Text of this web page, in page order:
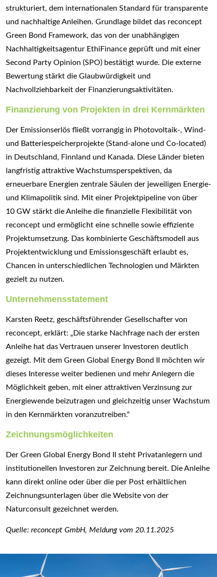
strukturiert, dem internationalen Standard für transparente
und nachhaltige Anleihen. Grundlage bildet das reconcept
Green Bond Framework, das von der unabhängigen
Nachhaltigkeitsagentur EthiFinance geprüft und mit einer
Second Party Opinion (SPO) bestätigt wurde. Die externe
Bewertung stärkt die Glaubwürdigkeit und
Nachvollziehbarkeit der Finanzierungsaktivitäten.
Finanzierung von Projekten in drei Kernmärkten
Der Emissionserlös fließt vorrangig in Photovoltaik-, Wind-
und Batteriespeicherprojekte (Stand-alone und Co-located)
in Deutschland, Finnland und Kanada. Diese Länder bieten
langfristig attraktive Wachstumsperspektiven, da
erneuerbare Energien zentrale Säulen der jeweiligen Energie-
und Klimapolitik sind. Mit einer Projektpipeline von über
10 GW stärkt die Anleihe die finanzielle Flexibilität von
reconcept und ermöglicht eine schnelle sowie effiziente
Projektumsetzung. Das kombinierte Geschäftsmodell aus
Projektentwicklung und Emissionsgeschäft erlaubt es,
Chancen in unterschiedlichen Technologien und Märkten
gezielt zu nutzen.
Unternehmensstatement
Karsten Reetz, geschäftsführender Gesellschafter von
reconcept, erklärt: „Die starke Nachfrage nach der ersten
Anleihe hat das Vertrauen unserer Investoren deutlich
gezeigt. Mit dem Green Global Energy Bond II möchten wir
dieses Interesse weiter bedienen und mehr Anlegern die
Möglichkeit geben, mit einer attraktiven Verzinsung zur
Energiewende beizutragen und gleichzeitig unser Wachstum
in den Kernmärkten voranzutreiben.“
Zeichnungsmöglichkeiten
Der Green Global Energy Bond II steht Privatanlegern und
institutionellen Investoren zur Zeichnung bereit. Die Anleihe
kann direkt online oder über die per Post erhältlichen
Zeichnungsunterlagen über die Website von der
Naturconsult gezeichnet werden.
Quelle: reconcept GmbH, Meldung vom 20.11.2025